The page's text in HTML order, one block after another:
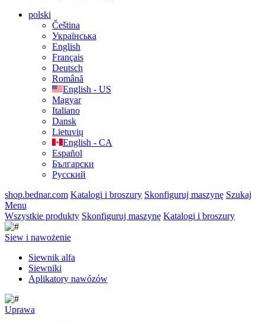
polski
Čeština
Українська
English
Français
Deutsch
Română
English - US
Magyar
Italiano
Dansk
Lietuvių
English - CA
Español
Български
Русский
shop.bednar.com Katalogi i broszury Skonfiguruj maszynę Szukaj
Menu
Wszystkie produkty Skonfiguruj maszynę Katalogi i broszury
Siew i nawożenie
Siewnik alfa
Siewniki
Aplikatory nawózów
Uprawa